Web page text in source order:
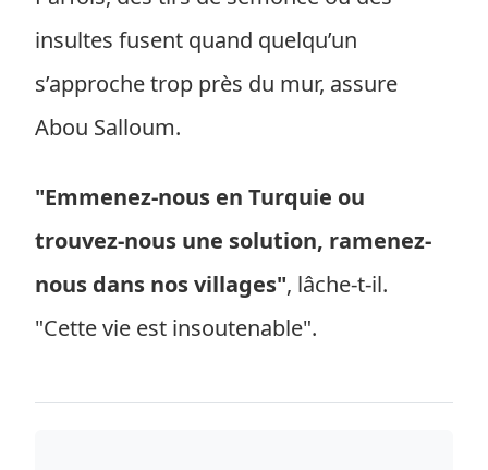
insultes fusent quand quelqu’un
s’approche trop près du mur, assure
Abou Salloum.
"Emmenez-nous en Turquie ou
trouvez-nous une solution, ramenez-
nous dans nos villages", lâche-t-il.
"Cette vie est insoutenable".